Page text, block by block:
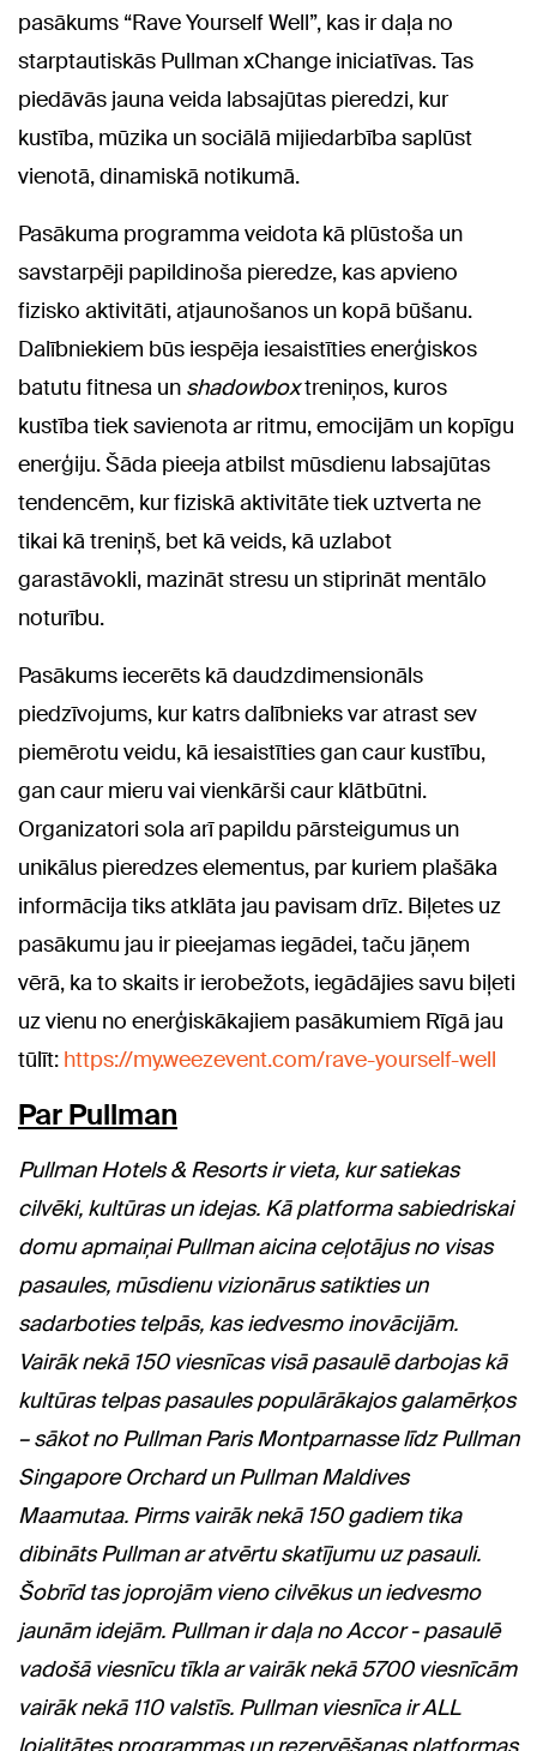
pasākums “Rave Yourself Well”, kas ir daļa no
starptautiskās Pullman xChange iniciatīvas. Tas
piedāvās jauna veida labsajūtas pieredzi, kur
kustība, mūzika un sociālā mijiedarbība saplūst
vienotā, dinamiskā notikumā.
Pasākuma programma veidota kā plūstoša un
savstarpēji papildinoša pieredze, kas apvieno
fizisko aktivitāti, atjaunošanos un kopā būšanu.
Dalībniekiem būs iespēja iesaistīties enerģiskos
batutu fitnesa un shadowboxtreniņos, kuros
kustība tiek savienota ar ritmu, emocijām un kopīgu
enerģiju. Šāda pieeja atbilst mūsdienu labsajūtas
tendencēm, kur fiziskā aktivitāte tiek uztverta ne
tikai kā treniņš, bet kā veids, kā uzlabot
garastāvokli, mazināt stresu un stiprināt mentālo
noturību.
Pasākums iecerēts kā daudzdimensionāls
piedzīvojums, kur katrs dalībnieks var atrast sev
piemērotu veidu, kā iesaistīties gan caur kustību,
gan caur mieru vai vienkārši caur klātbūtni.
Organizatori sola arī papildu pārsteigumus un
unikālus pieredzes elementus, par kuriem plašāka
informācija tiks atklāta jau pavisam drīz. Biļetes uz
pasākumu jau ir pieejamas iegādei, taču jāņem
vērā, ka to skaits ir ierobežots, iegādājies savu biļeti
uz vienu no enerģiskākajiem pasākumiem Rīgā jau
tūlīt: https://my.weezevent.com/rave-yourself-well
Par Pullman
Pullman Hotels & Resorts ir vieta, kur satiekas
cilvēki, kultūras un idejas. Kā platforma sabiedriskai
domu apmaiņai Pullman aicina ceļotājus no visas
pasaules, mūsdienu vizionārus satikties un
sadarboties telpās, kas iedvesmo inovācijām.
Vairāk nekā 150 viesnīcas visā pasaulē darbojas kā
kultūras telpas pasaules populārākajos galamērķos
– sākot no Pullman Paris Montparnasse līdz Pullman
Singapore Orchard un Pullman Maldives
Maamutaa. Pirms vairāk nekā 150 gadiem tika
dibināts Pullman ar atvērtu skatījumu uz pasauli.
Šobrīd tas joprojām vieno cilvēkus un iedvesmo
jaunām idejām. Pullman ir daļa no Accor - pasaulē
vadošā viesnīcu tīkla ar vairāk nekā 5700 viesnīcām
vairāk nekā 110 valstīs. Pullman viesnīca ir ALL